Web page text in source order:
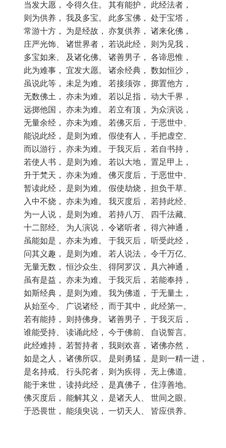
当发大愿， 令得久住。 其有能护， 此经法者，
则为供养， 我及多宝。 此多宝佛， 处于宝塔，
常游十方， 为是经故， 亦复供养， 诸来化佛，
庄严光饰、 诸世界者， 若说此经， 则为见我，
多宝如来、 及诸化佛。 诸善男子， 各谛思惟，
此为难事， 宜发大愿。 诸余经典， 数如恒沙，
虽说此等， 未足为难。 若接须弥， 掷置他方，
无数佛土， 亦未为难。 若以足指， 动大千界，
远掷他国， 亦未为难。 若立有顶， 为众演说，
无量余经， 亦未为难。 若佛灭后， 于恶世中、
能说此经， 是则为难。 假使有人， 手把虚空、
而以游行， 亦未为难。 于我灭后， 若自书持，
若使人书， 是则为难。 若以大地， 置足甲上，
升于梵天， 亦未为难。 佛灭度后， 于恶世中、
暂读此经， 是则为难。 假使劫烧， 担负干草、
入中不烧， 亦未为难。 我灭度后， 若持此经、
为一人说， 是则为难。 若持八万、 四千法藏、
十二部经、 为人演说， 令诸听者， 得六神通，
虽能如是， 亦未为难。 于我灭后， 听受此经，
问其义趣， 是则为难。 若人说法， 令千万亿、
无量无数， 恒沙众生、 得阿罗汉， 具六神通，
虽有是益， 亦未为难。 于我灭后， 若能奉持，
如斯经典， 是则为难。 我为佛道， 于无量土，
从始至今、 广说诸经， 而于其中， 此经第一。
若有能持， 则持佛身。 诸善男子， 于我灭后，
谁能受持、 读诵此经， 今于佛前、 自说誓言。
此经难持， 若暂持者， 我则欢喜， 诸佛亦然，
如是之人， 诸佛所叹。 是则勇猛， 是则一精一进，
是名持戒、 行头陀者， 则为疾得， 无上佛道。
能于来世， 读持此经， 是真佛子， 住淳善地。
佛灭度后， 能解其义， 是诸天人、 世间之眼。
于恐畏世， 能须臾说， 一切天人、 皆应供养。